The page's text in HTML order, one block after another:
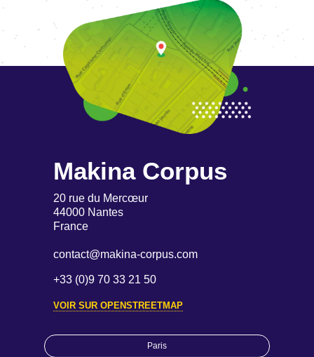
Paris
Makina Corpus
20 rue du Mercœur
44000 Nantes
France
contact@makina-corpus.com
+33 (0)9 70 33 21 50
VOIR SUR OPENSTREETMAP